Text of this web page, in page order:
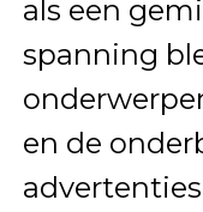
als een
spanning
en de